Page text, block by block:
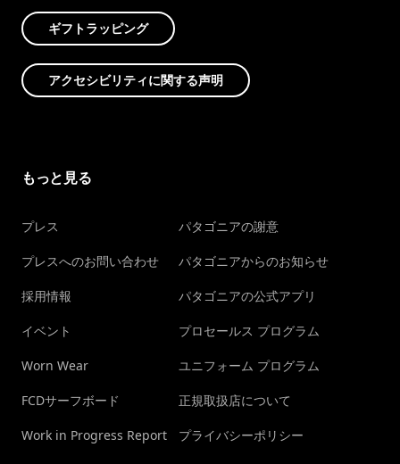
ギフトラッピング
アクセシビリティに関する声明
もっと見る
プレス
プレスへのお問い合わせ
採用情報
イベント
Worn Wear
FCDサーフボード
Work in Progress Report
パタゴニアの謝意
パタゴニアからのお知らせ
パタゴニアの公式アプリ
プロセールス プログラム
ユニフォーム プログラム
正規取扱店について
プライバシーポリシー